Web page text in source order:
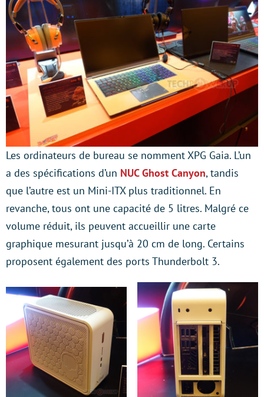
Les ordinateurs de bureau se nomment XPG Gaia. L’un
a des spécifications d’un NUC Ghost Canyon, tandis
que l’autre est un Mini-ITX plus traditionnel. En
revanche, tous ont une capacité de 5 litres. Malgré ce
volume réduit, ils peuvent accueillir une carte
graphique mesurant jusqu’à 20 cm de long. Certains
proposent également des ports Thunderbolt 3.